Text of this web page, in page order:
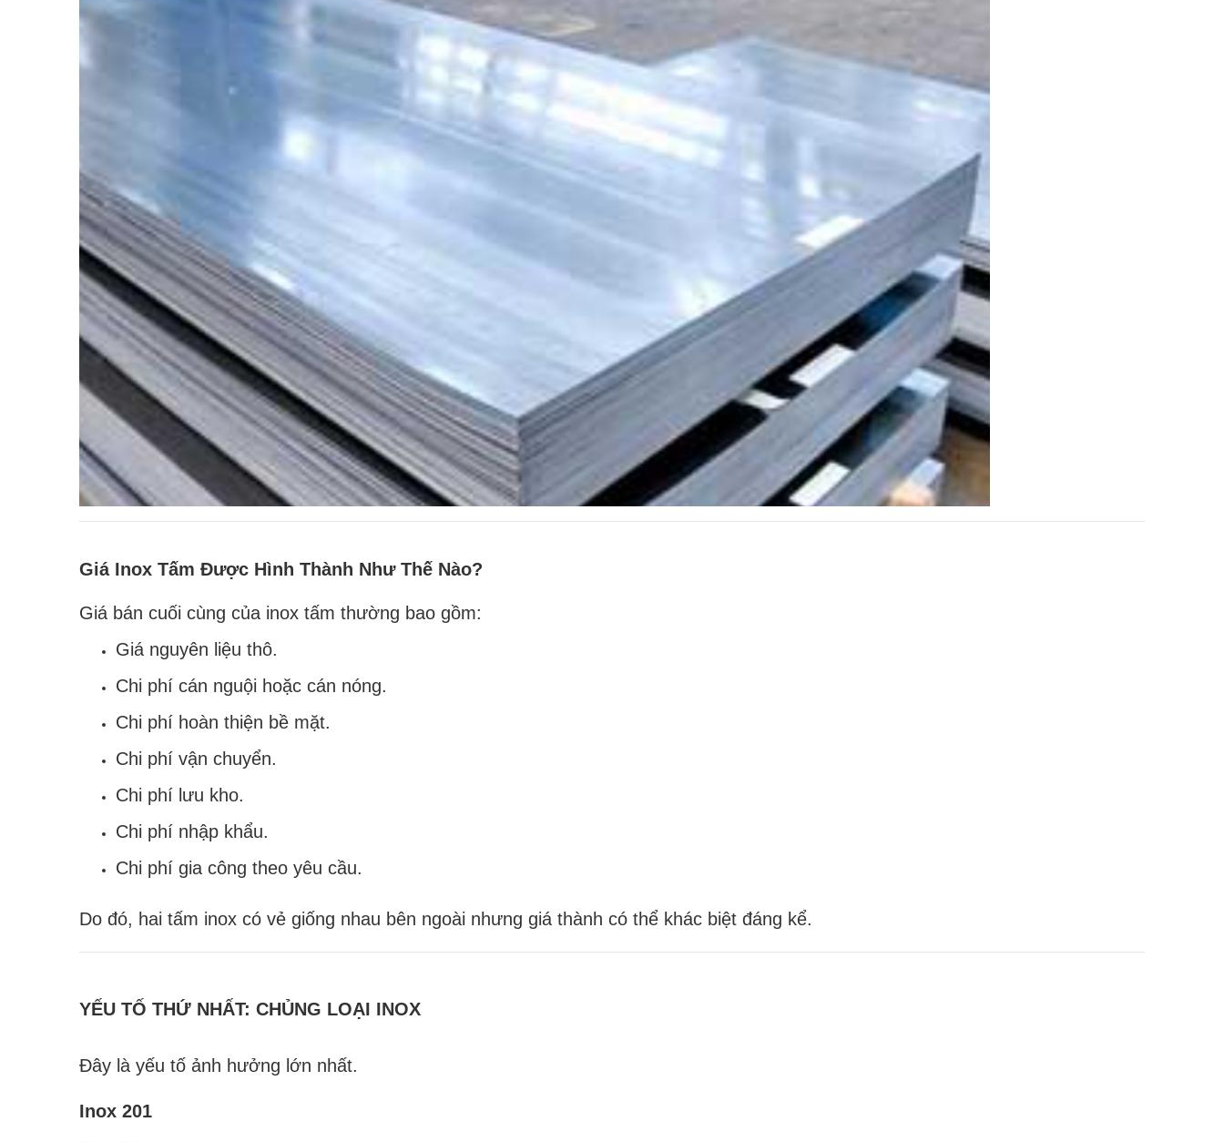
Giá Inox Tấm Được Hình Thành Như Thế Nào?
Giá bán cuối cùng của inox tấm thường bao gồm:
Giá nguyên liệu thô.
Chi phí cán nguội hoặc cán nóng.
Chi phí hoàn thiện bề mặt.
Chi phí vận chuyển.
Chi phí lưu kho.
Chi phí nhập khẩu.
Chi phí gia công theo yêu cầu.
Do đó, hai tấm inox có vẻ giống nhau bên ngoài nhưng giá thành có thể khác biệt đáng kể.
YẾU TỐ THỨ NHẤT: CHỦNG LOẠI INOX
Đây là yếu tố ảnh hưởng lớn nhất.
Inox 201